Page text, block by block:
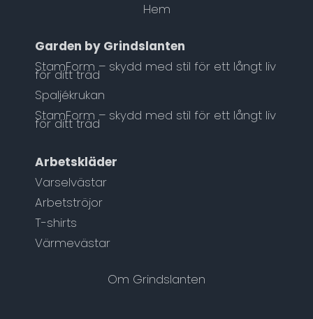
Hem
Garden by Grindslanten
StamForm – skydd med stil för ett långt liv
för ditt träd
Spaljékrukan
StamForm – skydd med stil för ett långt liv
för ditt träd
Arbetskläder
Varselvästar
Arbetströjor
T-shirts
Värmevästar
Om Grindslanten